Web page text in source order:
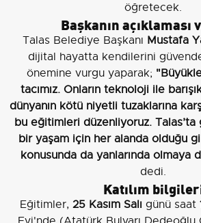
öğretecek.
Başkanın açıklaması
Talas Belediye Başkanı Mustafa
dijital hayatta kendilerini
önemine vurgu yaparak;
tacımız. Onların teknoloji ile
dünyanın kötü niyetli tuzaklarına
bu eğitimleri düzenliyoruz. Talas’ta
bir yaşam için her alanda olduğu
konusunda da yanlarında olmaya
dedi.
Katılım
Eğitimler, 25 Kasım Salı günü saat